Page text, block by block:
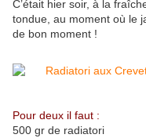
C’était hier soir, à la
tondue, au moment où le
de bon moment !
Pour deux il faut :
500 gr de radiatori